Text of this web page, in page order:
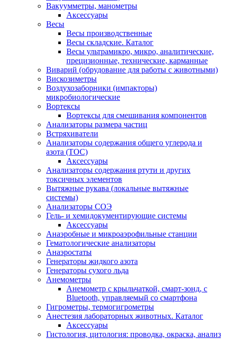
Вакуумметры, манометры
Аксессуары
Весы
Весы производственные
Весы складские. Каталог
Весы ультрамикро, микро, аналитические,
прецизионные, технические, карманные
Виварий (обрудование для работы с животными)
Вискозиметры
Воздухозаборники (импакторы)
микробиологические
Вортексы
Вортексы для смешивания компонентов
Анализаторы размера частиц
Встряхиватели
Анализаторы содержания общего углерода и
азота (ТОС)
Аксессуары
Анализаторы содержания ртути и других
токсичных элементов
Вытяжные рукава (локальные вытяжные
системы)
Анализаторы СОЭ
Гель- и хемидокументирующие системы
Аксессуары
Анаэробные и микроаэрофильные станции
Гематологические анализаторы
Анаэростаты
Генераторы жидкого азота
Генераторы сухого льда
Анемометры
Анемометр с крыльчаткой, смарт-зонд, с
Bluetooth, управляемый со смартфона
Гигрометры, термогигрометры
Анестезия лабораторных животных. Каталог
Аксессуары
Гистология, цитология: проводка, окраска, анализ